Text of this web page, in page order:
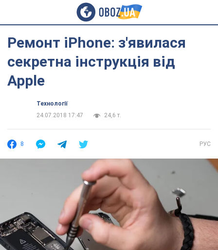
Ремонт iPhone: з'явилася
секретна інструкція від
Apple
Технології
24.07.2018 17:47
24,6 т.
8 РУС